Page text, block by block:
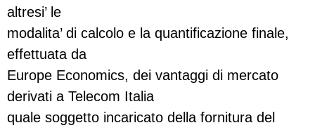
altresi’ le
modalita’ di calcolo e la quantificazione finale,
effettuata da
Europe Economics, dei vantaggi di mercato
derivati a Telecom Italia
quale soggetto incaricato della fornitura del